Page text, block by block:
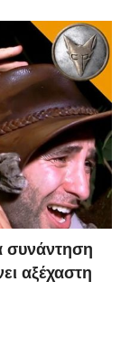
συνάντηση
αξέχαστη